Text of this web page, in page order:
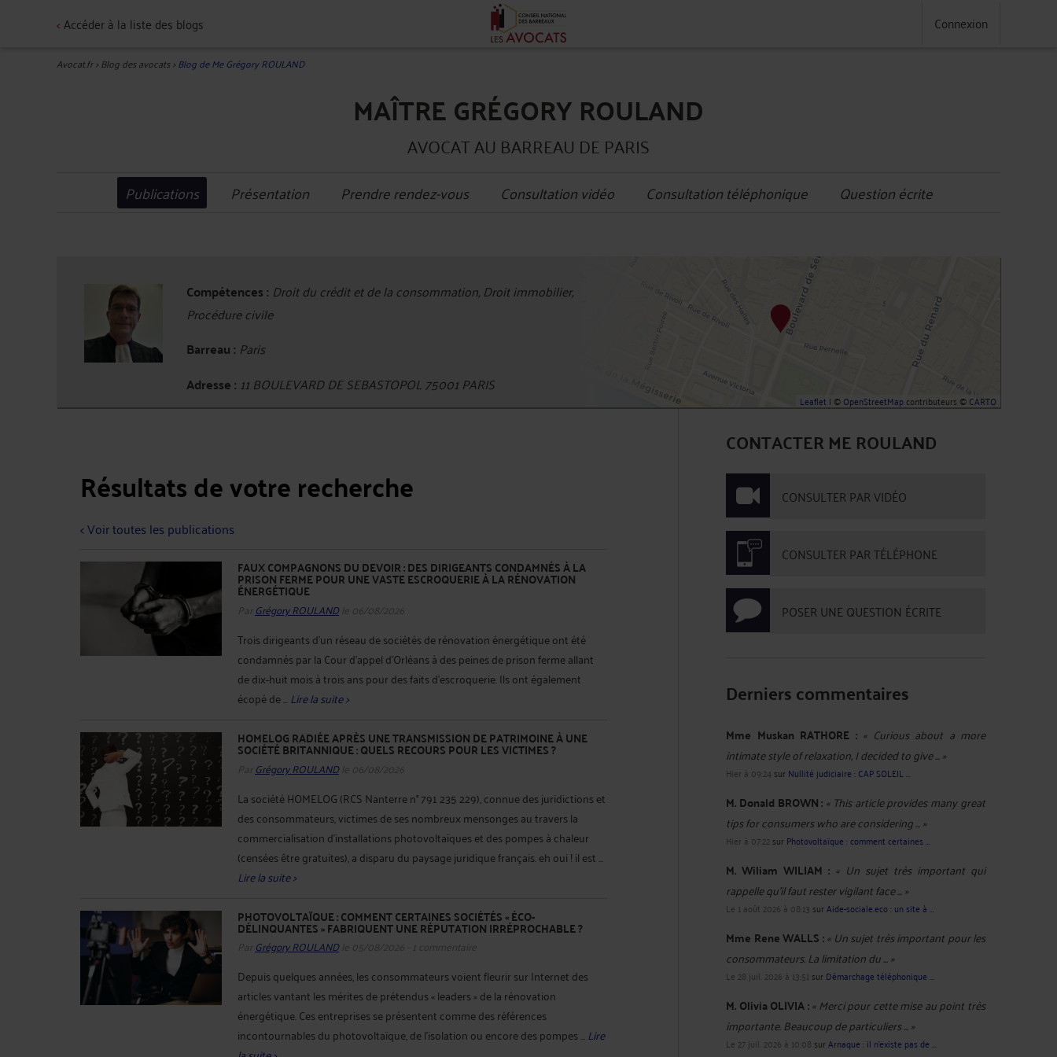
<Accéder à la liste des blogs Connexion
Avocat.fr>Blog des avocats>Blog de Me Grégory ROULAND
MAÎTRE GRÉGORY ROULAND
AVOCAT AU BARREAU DE PARIS
Publications Présentation Prendre rendez-vous Consultation vidéo Consultation téléphonique Question écrite
Compétences : Droit du crédit et de la consommation, Droit immobilier,
Procédure civile
Barreau : Paris
Adresse : 11 BOULEVARD DE SEBASTOPOL 75001 PARIS
Leaflet | ©OpenStreetMapcontributeurs ©CARTO
Résultats de votre recherche
< Voir toutes les publications
FAUX COMPAGNONS DU DEVOIR : DES DIRIGEANTS CONDAMNÉS À LA
PRISON FERME POUR UNE VASTE ESCROQUERIE À LA RÉNOVATION
ÉNERGÉTIQUE
Par Grégory ROULANDle 06/08/2026
Trois dirigeants d'un réseau de sociétés de rénovation énergétique ont été
condamnés par la Cour d'appel d'Orléans à des peines de prison ferme allant
de dix-huit mois à trois ans pour des faits d'escroquerie. Ils ont également
écopé de ...Lire la suite >
HOMELOG RADIÉE APRÈS UNE TRANSMISSION DE PATRIMOINE À UNE
SOCIÉTÉ BRITANNIQUE : QUELS RECOURS POUR LES VICTIMES ?
Par Grégory ROULANDle 06/08/2026
La société HOMELOG (RCS Nanterre n° 791 235 229), connue des juridictions et
des consommateurs, victimes de ses nombreux mensonges au travers la
commercialisation d'installations photovoltaïques et des pompes à chaleur
(censées être gratuites), a disparu du paysage juridique français. eh oui ! il est ...
Lire la suite >
PHOTOVOLTAÏQUE : COMMENT CERTAINES SOCIÉTÉS « ÉCO-
DÉLINQUANTES » FABRIQUENT UNE RÉPUTATION IRRÉPROCHABLE ?
Par Grégory ROULANDle 05/08/2026 - 1 commentaire
Depuis quelques années, les consommateurs voient fleurir sur Internet des
articles vantant les mérites de prétendus « leaders » de la rénovation
énergétique. Ces entreprises se présentent comme des références
incontournables du photovoltaïque, de l'isolation ou encore des pompes ...Lire
CONTACTER ME ROULAND
CONSULTER PAR VIDÉO
CONSULTER PAR TÉLÉPHONE
POSER UNE QUESTION ÉCRITE
Derniers commentaires
Mme Muskan RATHORE : « Curious about a more
intimate style of relaxation, I decided to give ... »
Hier à 09:24 sur Nullité judiciaire : CAP SOLEIL ...
M. Donald BROWN : « This article provides many great
tips for consumers who are considering ... »
Hier à 07:22sur Photovoltaïque : comment certaines ...
M. Wiliam WILIAM : « Un sujet très important qui
rappelle qu’il faut rester vigilant face ... »
Le 1 août 2026 à 08:13 surAide-sociale.eco : un site à ...
Mme Rene WALLS :« Un sujet très important pour les
consommateurs. La limitation du ... »
Le 28 juil. 2026 à 13:51 sur Démarchage téléphonique ...
M. Olivia OLIVIA :« Merci pour cette mise au point très
importante. Beaucoup de particuliers ... »
Le 27 juil. 2026 à 10:08 surArnaque : il n'existe pas de ...